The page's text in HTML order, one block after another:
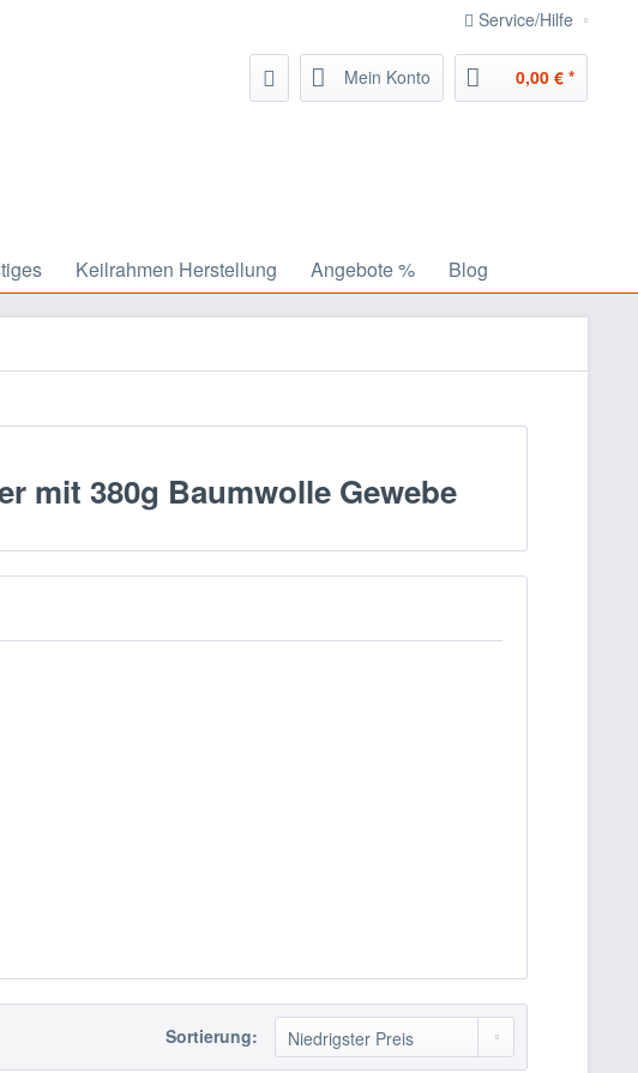
Service/Hilfe
Mein Konto 0,00 € *
Keilrahmen Herstellung Angebote % Blog
mit 380g Baumwolle Gewebe
Sortierung: